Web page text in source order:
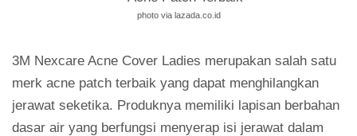
photo via lazada.co.id
3M Nexcare Acne Cover Ladies merupakan salah satu
merk acne patch terbaik yang dapat menghilangkan
jerawat seketika. Produknya memiliki lapisan berbahan
dasar air yang berfungsi menyerap isi jerawat dalam